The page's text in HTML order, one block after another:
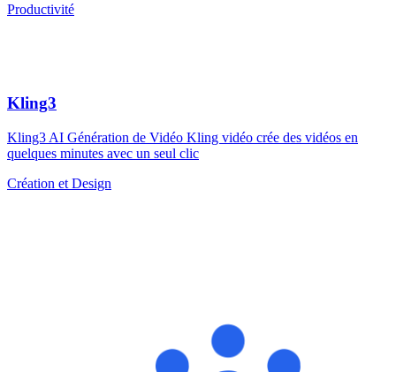
Productivité
Kling3
Kling3 AI Génération de Vidéo Kling vidéo crée des vidéos en
quelques minutes avec un seul clic
Création et Design